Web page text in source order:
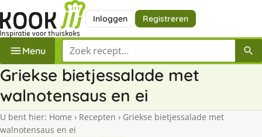
Inloggen Registreren
Menu Zoek een recept
Griekse bietjessalade met
walnotensaus en ei
U bent hier: Home › Recepten › Griekse bietjessalade met
walnotensaus en ei